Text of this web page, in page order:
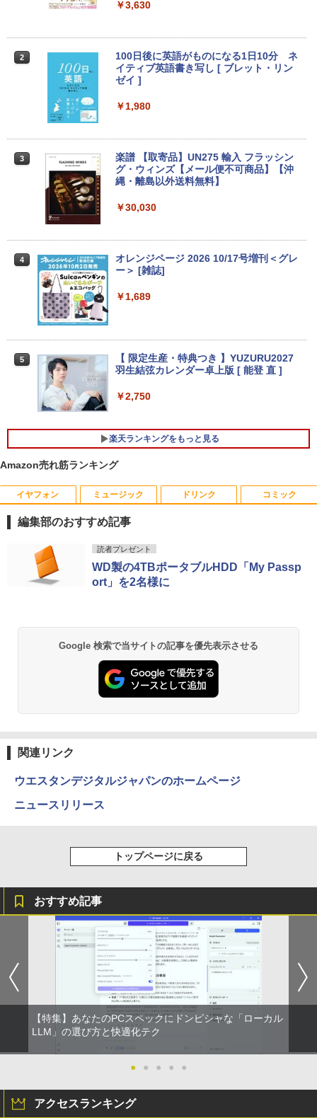
1 Pro 64bit【送料無料】【1年保証】
【マラソンセール期間中ポイント5倍】
Core i5 富士通 LIFEBOOK A579/B メモ
る 7日保証 送料無料 2営業日以内に発送
￥17,980
dynabook B55 シリーズ 15.6インチ Co
re i5 第6世代 メモリ8 GSSD128G Wind
ows11 DVDドライブ Bluetooth HDMI O
ffice付き 中古パソコン 中古ノートPC 整
4
レビュー投稿 5年保証｜MS Office 2024
H&B 搭載｜中古 ノートパソコン Windo
ws11 Office付｜スペック Core i5 第7世
代 メモリ 8GB 大容量 HDD 500GB テン
｜中古パソコン 中古ノートパソコン 中古
PC オフィス搭載
￥19,800
5
MS限定クーポンあり! 【Win11正式対
応】Webカメラ&テンキー付き ノートパ
2GB 新品 SSD 256GB 高性能 第8世代 C
ore i5搭載 DVD 中古ノートパソコン Win
dows11 Pro 店長オススメ おまかせ 15.6
型 無線LAN office付き 2026 福袋 ギフト
豊富な端子Type-C USB3.2 有線LAN WI
￥33,800
3070 Micro 第9世代 Core i5 Windows1
DisplayPort WPS Office付き デスクト
ップパソコン ミニPC 中古パソコン 小型
コンパクト デスクトップPC
3
超得2,500円OFF&P2倍｜Windows11正
式対応｜楽天1位｜最大180日保証｜CPU
第8世代｜HP 中古デスクトップパソコン
Windows11 office付き｜メモリ8GB SS
crosoft office 第8世代以降｜セット購入
￥34,800
デスクトップパソコン Windows11 Offic
e付き パソコン 新品｜インテル 第14世代
B～2TB｜メモリ 8～64GB DDR4/5｜ デ
スクトップPC 2年保証 激安 高性能 ゲー
ム 本体のみ PC 高スペッ 初期設定済み
5
【中古】初心者も安心！おまかせゲーミ
eスポーツ入門 Geforce GT1030搭載！
Win11 Office 24型液晶 ゲーミングキー
ボード・マウス[8世代 Corei5 8GB SSD2
56GB]：良品
￥4,050
2
【タッチ式選べる 携帯式】モバイルモニ
ター 14インチ フルHD IPSパネル 非光沢
タッチ式/非タッチ式選択可能 Type-C対
サブディスプレイ デュアルモニター テレ
￥11,999
で】 モニター 27インチ 100Hz FHD VA
角度調整 高視野角 178° Adaptive-Sync
対応 MAXZEN MJM27CH02-F100
￥13,980
チ フルhd 高画質 100Hz VA ノングレア
非光沢 スピーカー内蔵 3年保証 ディスプ
レイ パソコンモニター PCモニター フル
ハイビジョン 21インチ 液晶モニター ア
イリスオーヤマ DT-JF *
5
【2026年最新改良版・高級金属製】【タ
タッチパネル ワイヤレス接続 電池内蔵
自立スタンド モバイルモニター スタンド
ゲーミングモニター 1080PフルHD 高画
質 デュアルモニター サブモニター ポー
￥14,580
￥3,630
2
100日後に英語がものになる1日10分 ネ
イティブ英語書き写し [ ブレット・リン
ゼイ ]
￥1,980
3
楽譜 【取寄品】UN275 輸入 フラッシン
グ・ウィンズ【メール便不可商品】【沖
縄・離島以外送料無料】
￥30,030
4
オレンジページ 2026 10/17号増刊＜グレ
ー＞ [雑誌]
￥1,689
5
【 限定生産・特典つき 】YUZURU2027
羽生結弦カレンダー卓上版 [ 能登 直 ]
￥2,750
楽天ランキングをもっと見る
Amazon売れ筋ランキング
イヤフォン
Anker Soundcore P40i オフホワイト
￥7,990
￥5,990
るーとゅーす コードレス ENCノイズキャン
セリング 自動ペアリング Type-C充電 マイク
学/WEB会議(ホワイト)
Xiaomi シャオミ REDMI Buds 8 Lite ワイヤ
レスイヤホン Bluetooth 5.4 ノイズキャンセ
リング ANC 36時間再生
￥3,480
ミュージック
BRUCE WAYNE feat. Flo Milli, ATL Jacob
￥250
[Explicit]
￥250
￥250
ドリンク
【Amazon.co.jp限定】 い・ろ・は・す 2L P
￥1,112
富士山の天然水 バナジウム含有 水 ミネラル
ウォーター ペットボトル 静岡県産 500ミリリ
ットル (Smart Basic)
￥1,380
art Basic)
コカ・コーラ やかんの麦茶 from 爽健美茶 ラ
ベルレス 650mlPET×24本
￥2,009
コミック
薬屋のひとりごと 17巻 (デジタル版ビッグガ
￥770
エース)
￥832
￥572
版ビッグガンガンコミックス)
￥810
編集部のおすすめ記事
読者プレゼント
WD製の4TBポータブルHDD「My Passp
ort」を2名様に
Google 検索で当サイトの記事を優先表示させる
関連リンク
ウエスタンデジタルジャパンのホームページ
ニュースリリース
トップページに戻る
おすすめ記事
【特集】あなたのPCスペックにドンピシャな「ローカル
LLM」の選び方と快適化テク
● ● ● ● ●
アクセスランキング